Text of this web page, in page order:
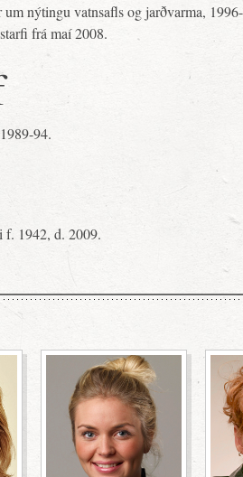
nýtingu vatnsafls og jarðvarma,
frá maí 2008.
94.
f. 1942, d. 2009.